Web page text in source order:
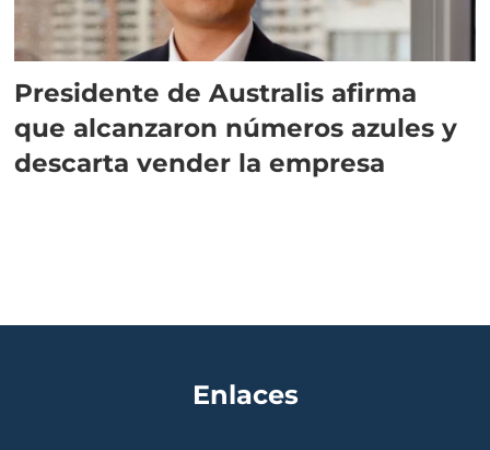
Presidente de Australis afirma
que alcanzaron números azules y
descarta vender la empresa
Enlaces